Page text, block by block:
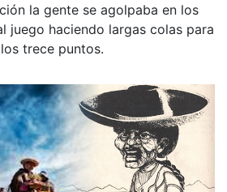
la gente se agolpaba en los
juego haciendo largas colas para
trece puntos.